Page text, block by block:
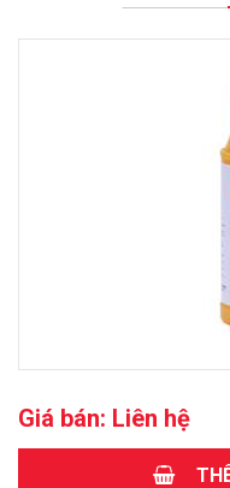
Giá bán: Liên hệ